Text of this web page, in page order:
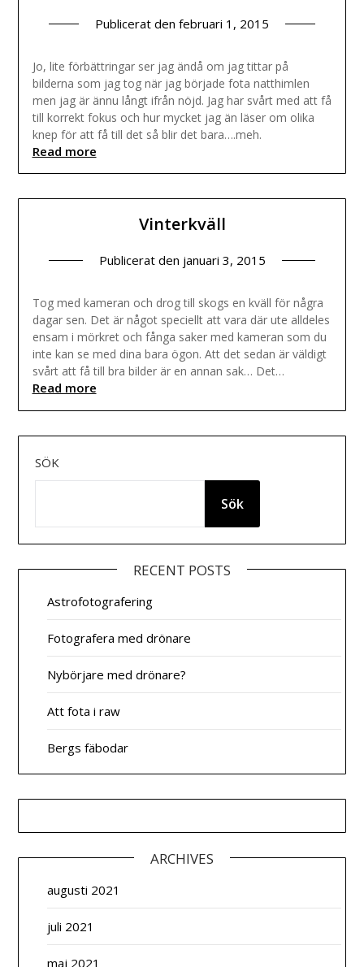
Publicerat den februari 1, 2015
Jo, lite förbättringar ser jag ändå om jag tittar på
bilderna som jag tog när jag började fota natthimlen
men jag är ännu långt ifrån nöjd. Jag har svårt med att få
till korrekt fokus och hur mycket jag än läser om olika
knep för att få till det så blir det bara….meh.
Read more
Vinterkväll
Publicerat den januari 3, 2015
Tog med kameran och drog till skogs en kväll för några
dagar sen. Det är något speciellt att vara där ute alldeles
ensam i mörkret och fånga saker med kameran som du
inte kan se med dina bara ögon. Att det sedan är väldigt
svårt att få till bra bilder är en annan sak… Det…
Read more
SÖK
Sök
RECENT POSTS
Astrofotografering
Fotografera med drönare
Nybörjare med drönare?
Att fota i raw
Bergs fäbodar
ARCHIVES
augusti 2021
juli 2021
maj 2021